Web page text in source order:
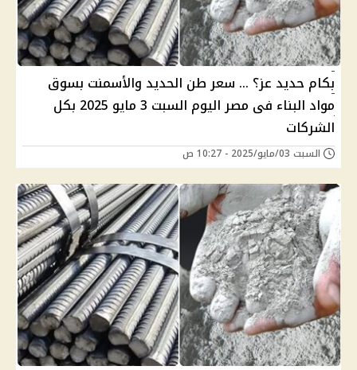
بكام حديد عز؟ … سعر طن الحديد والأسمنت بسوق
مواد البناء فى مصر اليوم السبت 3 مايو 2025 بكل
الشركات
السبت 03/مايو/2025 - 10:27 ص